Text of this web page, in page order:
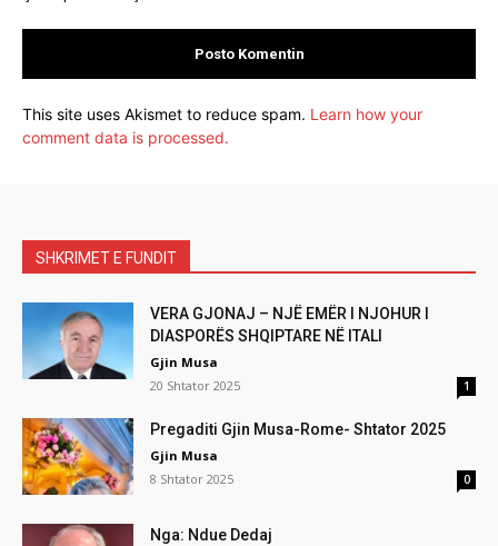
This site uses Akismet to reduce spam. Learn how your
comment data is processed.
SHKRIMET E FUNDIT
VERA GJONAJ – NJË EMËR I NJOHUR I
DIASPORËS SHQIPTARE NË ITALI
Gjin Musa
20 Shtator 2025
1
Pregaditi Gjin Musa-Rome- Shtator 2025
Gjin Musa
8 Shtator 2025
0
Nga: Ndue Dedaj